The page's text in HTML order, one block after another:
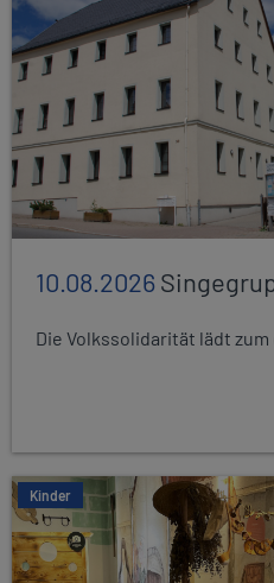
10.08.2026
Die Volkssolidarität lädt
Kinder